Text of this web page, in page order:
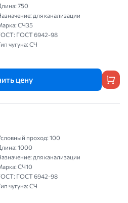
750
для канализации
СЧ35
ГОСТ 6942-98
чугуна: СЧ
цену
проход: 100
1000
для канализации
СЧ10
ГОСТ 6942-98
чугуна: СЧ